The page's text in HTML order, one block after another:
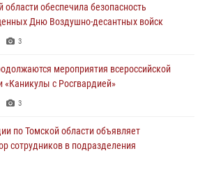
области обеспечила безопасность
Дню Воздушно-десантных войск
3
мероприятия всероссийской
«Каникулы с Росгвардией»
3
по Томской области объявляет
сотрудников в подразделения